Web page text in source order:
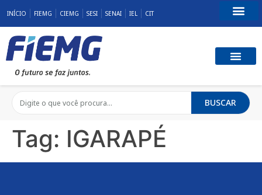
INÍCIO FIEMG CIEMG SESI SENAI IEL CIT
BUSCAR
Tag: IGARAPÉ